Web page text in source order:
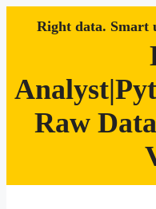
Right data. Smart
Raw